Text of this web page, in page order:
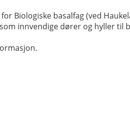
Biologiske basalfag (ved
innvendige dører og hyller til